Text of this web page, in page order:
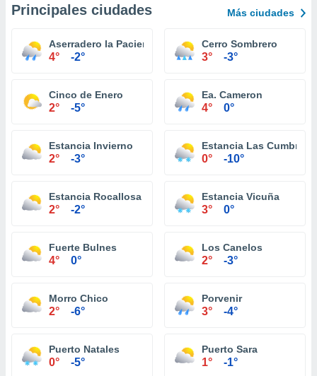
Principales ciudades Más ciudades
Aserradero la Paciencia
4° -2°
Cerro Sombrero
3° -3°
Cinco de Enero
2° -5°
Ea. Cameron
4° 0°
Estancia Invierno
2° -3°
Estancia Las Cumbres
0° -10°
Estancia Rocallosa
2° -2°
Estancia Vicuña
3° 0°
Fuerte Bulnes
4° 0°
Los Canelos
2° -3°
Morro Chico
2° -6°
Porvenir
3° -4°
Puerto Natales
0° -5°
Puerto Sara
1° -1°